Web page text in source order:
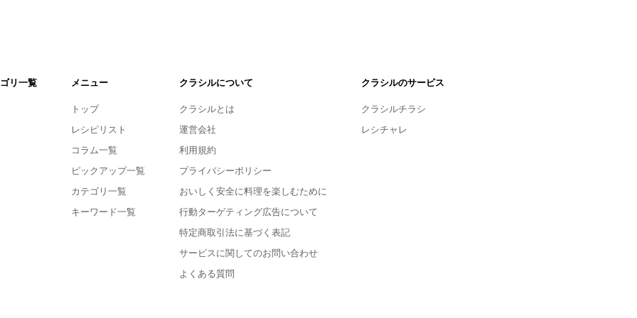
リ一覧 メニュー
トップ
レシピリスト
コラム一覧
ピックアップ一覧
カテゴリ一覧
キーワード一覧
クラシルについて
クラシルとは
運営会社
利用規約
プライバシーポリシー
おいしく安全に料理を楽しむために
行動ターゲティング広告について
特定商取引法に基づく表記
サービスに関してのお問い合わせ
よくある質問
クラシルのサービス
クラシルチラシ
レシチャレ